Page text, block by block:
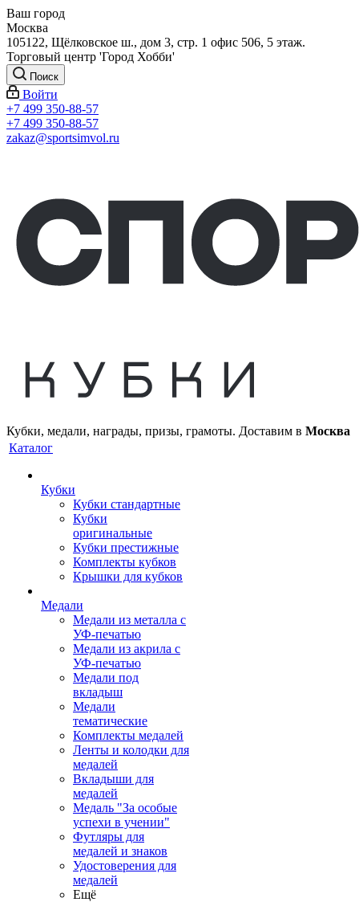
Ваш город
Москва
105122, Щёлковское ш., дом 3, стр. 1 офис 506, 5 этаж.
Торговый центр 'Город Хобби'
Поиск
Войти
+7 499 350-88-57
+7 499 350-88-57
zakaz@sportsimvol.ru
Кубки, медали, награды, призы, грамоты. Доставим в Москва
Каталог
Кубки
Кубки стандартные
Кубки
оригинальные
Кубки престижные
Комплекты кубков
Крышки для кубков
Медали
Медали из металла с
УФ-печатью
Медали из акрила с
УФ-печатью
Медали под
вкладыш
Медали
тематические
Комплекты медалей
Ленты и колодки для
медалей
Вкладыши для
медалей
Медаль "За особые
успехи в учении"
Футляры для
медалей и знаков
Удостоверения для
медалей
Ещё